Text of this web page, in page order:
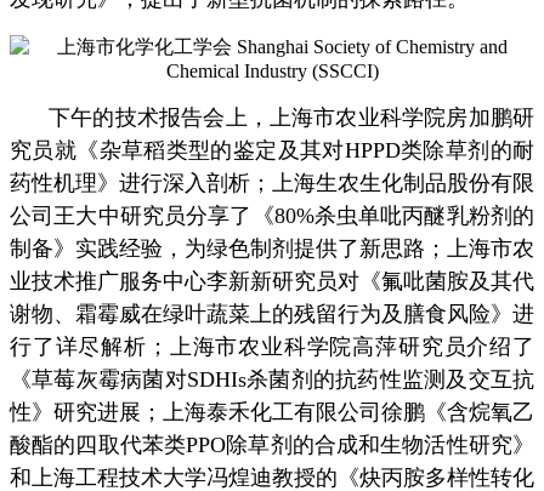
下午的技术报告会上，上海市农业科学院房加鹏研
究员就《杂草稻类型的鉴定及其对HPPD类除草剂的耐
药性机理》进行深入剖析；
上海生农生化制品股份有限
公司王大中研究员分享了《80%杀虫单吡丙醚乳粉剂的
制备》实践经验，为绿色制剂提供了新思路；上海市农
业技术推广服务中心李新新研究员对《氟吡菌胺及其代
谢物、霜霉威在绿叶蔬菜上的残留行为及膳食风险》进
行了详尽解析；上海市农业科学院高萍研究员介绍了
《草莓灰霉病菌对SDHIs杀菌剂的抗药性监测及交互抗
性》研究进展；上海泰禾化工有限公司徐鹏《含烷氧乙
酸酯的四取代苯类PPO除草剂的合成和生物活性研究》
和上海工程技术大学冯煌迪教授的《炔丙胺多样性转化